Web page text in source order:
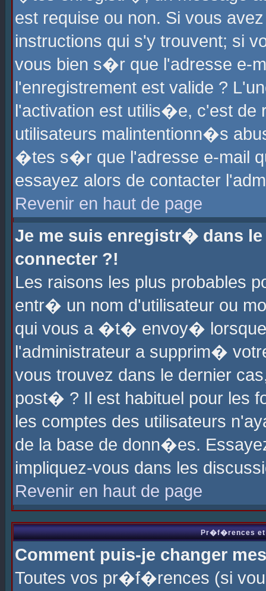
est requise ou non. Si vous
instructions qui s'y trouvent; si
vous bien s�r que l'adresse e-
l'enregistrement est valide ?
l'activation est utilis�e, c'est
utilisateurs malintentionn�s
�tes s�r que l'adresse e-mail
essayez alors de contacter
Revenir en haut de page
Je me suis enregistr� dans
connecter ?!
Les raisons les plus probables
entr� un nom d'utilisateur ou
qui vous a �t� envoy�
l'administrateur a supprim�
vous trouvez dans le dernier
post� ? Il est habituel pour les
les comptes des utilisateurs
de la base de donn�es.
impliquez-vous dans les
Revenir en haut de page
Pr�f�rences et
Comment puis-je changer
Toutes vos pr�f�rences (si